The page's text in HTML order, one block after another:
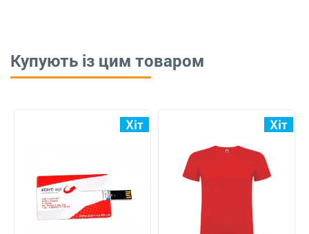
Купують із цим товаром